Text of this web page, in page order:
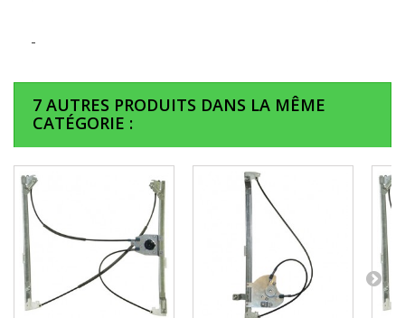
7 AUTRES PRODUITS DANS LA MÊME
CATÉGORIE :